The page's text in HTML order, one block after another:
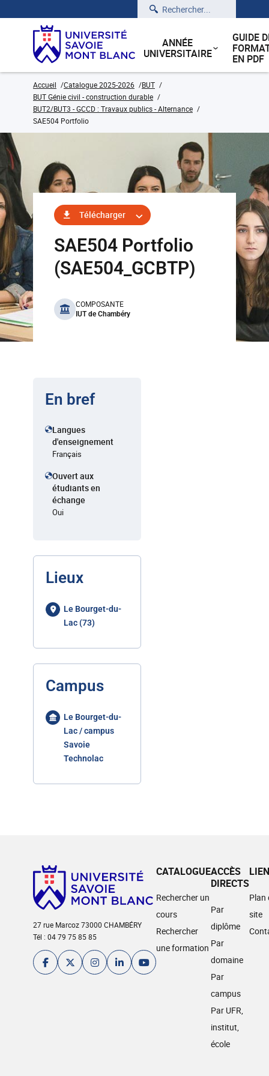
Rechercher
ANNÉE
UNIVERSITAIRE
GUIDE
EN PDF
Accueil Catalogue 2025-2026
BUT
BUT Génie civil - construction durable
BUT2/BUT3 - GCCD : Travaux publics - Alternance
SAE504 Portfolio
Télécharger
SAE504 Portfolio
(SAE504_GCBTP)
benefits
COMPOSANTE
IUT de Chambéry
En bref
Langues
d'enseignement
Français
Ouvert aux
étudiants en
échange
Oui
Lieux
Le Bourget-du-
Lac (73)
Campus
Le Bourget-du-
Lac / campus
Savoie
Technolac
27 rue Marcoz 73000 CHAMBÉRY
Tél : 04 79 75 85 85
CATALOGUE
Rechercher un
cours
Rechercher
une formation
ACCÈS
DIRECTS
Par
diplôme
Par
domaine
Par
campus
Par UFR,
institut,
école
Plan
site